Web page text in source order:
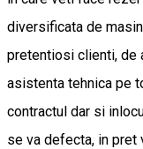
diversificata de
pretentiosi clienti, de
asistenta tehnica pe
contractul dar si
se va defecta, in pret